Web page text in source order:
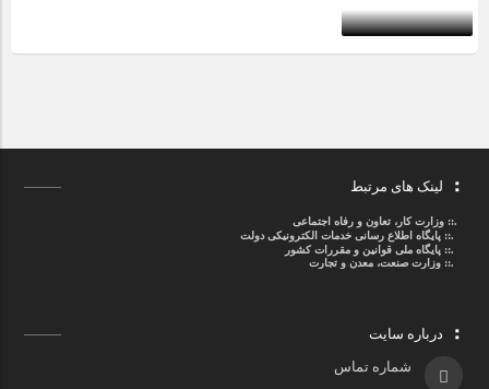
لینک های مرتبط
.::وزارت کار، تعاون و رفاه اجتماعی
.::پایگاه اطلاع رسانی خدمات الکترونیکی دولت
.::پایگاه ملی قوانین و مقررات کشور
.:: وزارت صنعت، معدن و تجارت
درباره سایت
شماره تماس